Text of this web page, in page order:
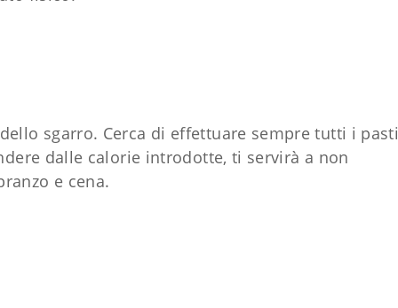
sgarro. Cerca di effettuare sempre tutti i pasti
dalle calorie introdotte, ti servirà a non
e cena.